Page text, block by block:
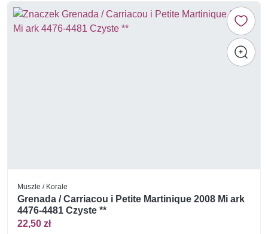
Muszle / Korale
Grenada / Carriacou i Petite Martinique 2008 Mi ark
4476-4481 Czyste **
22,50 zł